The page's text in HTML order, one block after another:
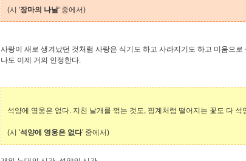
(시 '장마의 나날' 중에서)
사랑이 새로 생겨났던 것처럼 사랑은 식기도 하고 사라지기도 하고 미움으
나도 이제 거의 인정한다.
석양에 영웅은 없다. 지친 날개를 꺾는 것도, 핑계처럼 떨어지는 꽃도 다 석
(시 '석양에 영웅은 없다' 중에서)